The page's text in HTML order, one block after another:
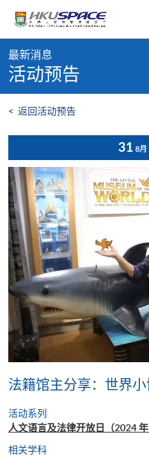
content
content
start
最新消息
活动预告
< 返回活动预告
31 8月
法籍馆主分享：世界
活动系列
人文语言及法律开放日（2024 年
相关学科